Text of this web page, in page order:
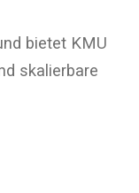
bietet KMU
skalierbare